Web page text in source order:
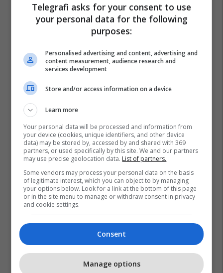
Telegrafi asks for your consent to use
your personal data for the following
purposes:
Personalised advertising and content, advertising and
content measurement, audience research and
services development
Store and/or access information on a device
Learn more
Your personal data will be processed and information from
your device (cookies, unique identifiers, and other device
data) may be stored by, accessed by and shared with 369
partners, or used specifically by this site. We and our partners
may use precise geolocation data. List of partners.
Some vendors may process your personal data on the basis
of legitimate interest, which you can object to by managing
your options below. Look for a link at the bottom of this page
or in the site menu to manage or withdraw consent in privacy
and cookie settings.
Consent
Manage options